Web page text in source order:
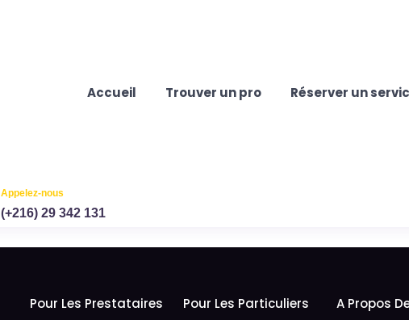
Accueil Trouver un pro Réserver un
Appelez-nous
(+216) 29 342 131
Pour Les Prestataires
Pour Les Particuliers
A Propos